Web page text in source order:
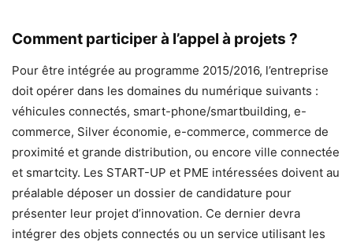
Comment participer à l’appel à projets ?
Pour être intégrée au programme 2015/2016, l’entreprise
doit opérer dans les domaines du numérique suivants :
véhicules connectés, smart-phone/smartbuilding, e-
commerce, Silver économie, e-commerce, commerce de
proximité et grande distribution, ou encore ville connectée
et smartcity. Les START-UP et PME intéressées doivent au
préalable déposer un dossier de candidature pour
présenter leur projet d’innovation. Ce dernier devra
intégrer des objets connectés ou un service utilisant les